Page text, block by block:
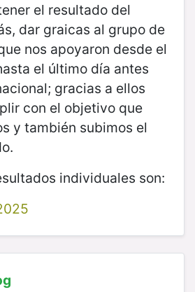
el resultado del
dar graicas al grupo de
nos apoyaron desde el
el último día antes
gracias a ellos
con el objetivo que
y también subimos el
individuales son: